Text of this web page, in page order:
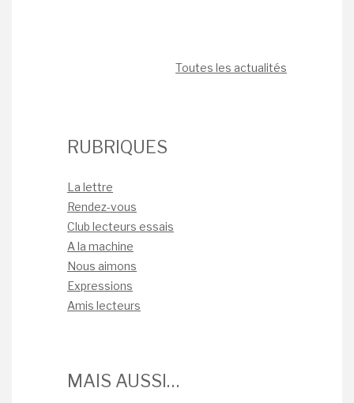
Toutes les actualités
RUBRIQUES
La lettre
Rendez-vous
Club lecteurs essais
A la machine
Nous aimons
Expressions
Amis lecteurs
MAIS AUSSI…